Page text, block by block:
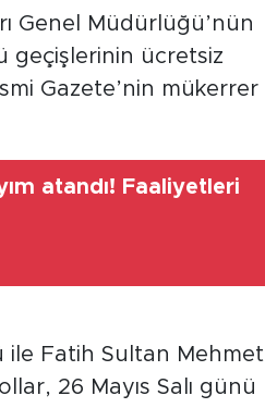
Genel Müdürlüğü’nün
geçişlerinin ücretsiz
Gazete’nin mükerrer
atandı! Faaliyetleri
ile Fatih Sultan Mehmet
26 Mayıs Salı günü